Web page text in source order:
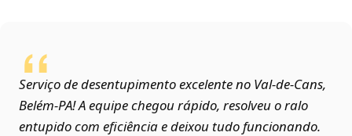
Serviço de desentupimento excelente no Val-de-Cans,
Belém‑PA! A equipe chegou rápido, resolveu o ralo
entupido com eficiência e deixou tudo funcionando.